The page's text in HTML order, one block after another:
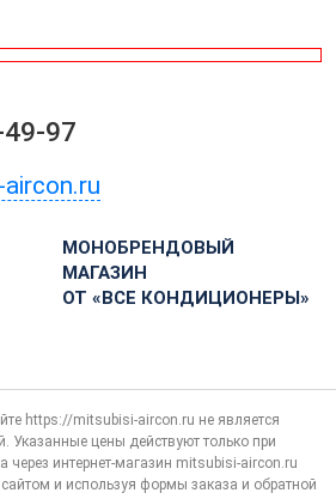
97
МОНОБРЕНДОВЫЙ
МАГАЗИН
ОТ «ВСЕ КОНДИЦИОНЕРЫ»
https://mitsubisi-aircon.ru не является
Указанные цены действуют только при
через интернет-магазин mitsubisi-aircon.ru
и используя формы заказа и обратной